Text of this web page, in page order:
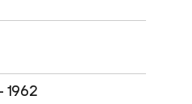
1962